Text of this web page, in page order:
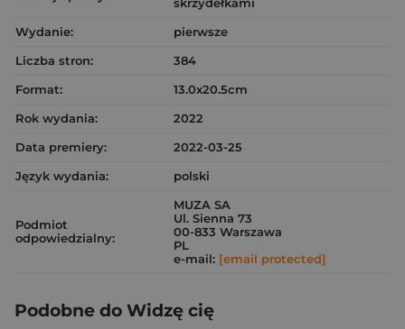
Wydanie:
pierwsze
Liczba stron:
384
Format:
13.0x20.5cm
Rok wydania:
2022
Data premiery:
2022-03-25
Język wydania:
polski
Podmiot
odpowiedzialny:
MUZA SA
Ul. Sienna 73
00-833 Warszawa
PL
e-mail: [email protected]
Podobne do Widzę cię